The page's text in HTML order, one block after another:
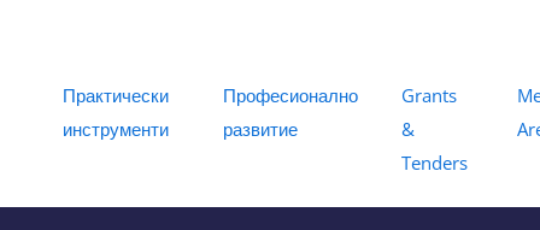
Практически
инструменти
Професионално
развитие
Grants
&
Tenders